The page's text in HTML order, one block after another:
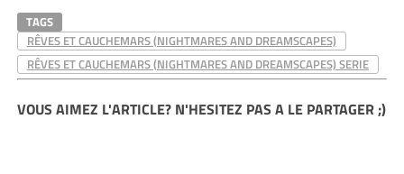
TAGS
RÊVES ET CAUCHEMARS (NIGHTMARES AND DREAMSCAPES)
RÊVES ET CAUCHEMARS (NIGHTMARES AND DREAMSCAPES) SERIE
VOUS AIMEZ L'ARTICLE? N'HESITEZ PAS A LE PARTAGER ;)